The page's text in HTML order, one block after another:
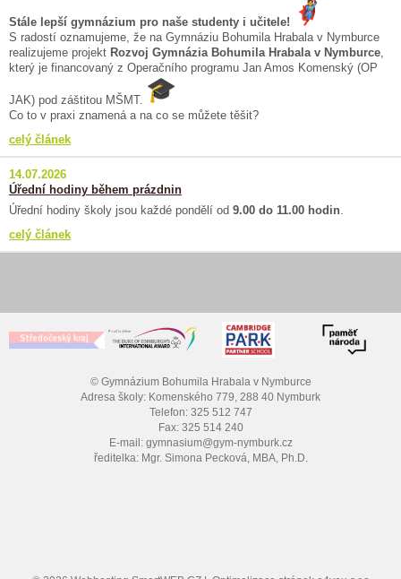
Stále lepší gymnázium pro naše studenty i učitele!
S radostí oznamujeme, že na Gymnáziu Bohumila Hrabala v Nymburce
realizujeme projekt Rozvoj Gymnázia Bohumila Hrabala v Nymburce
který je financovaný z Operačního programu Jan Amos Komenský (OP
JAK) pod záštitou MŠMT.
Co to v praxi znamená a na co se můžete těšit?
celý článek
14.07.2026
Úřední hodiny během prázdnin
Úřední hodiny školy jsou každé pondělí od 9.00 do 11.00 hodin
celý článek
© Gymnázium Bohumila Hrabala v Nymburce
Adresa školy: Komenského 779, 288 40 Nymburk
Telefon: 325 512 747
Fax: 325 514 240
E-mail: gymnasium@gym-nymburk.cz
ředitelka: Mgr. Simona Pecková, MBA, Ph.D.